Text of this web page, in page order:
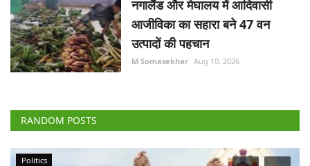
नगालैंड और मेघालय में आदिवासी
आजीविका का सहारा बने 47 वन
उत्पादों की पहचान
M Somasekhar Aug 10, 2026
RANDOM POSTS
Politics